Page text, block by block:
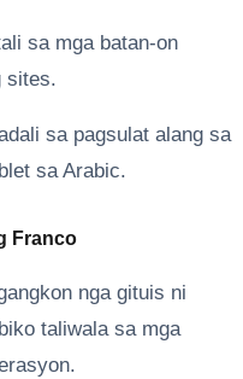
sa mga batan-on
sites.
sa pagsulat alang sa
sa Arabic.
Franco
nga gituis ni
taliwala sa mga